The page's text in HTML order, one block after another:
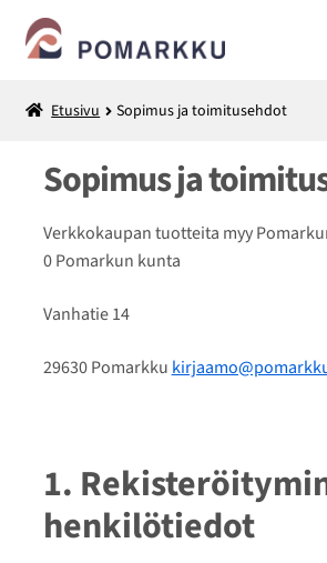
Siirry
Siirry
Monitoimihalli
Tilavaraukset ja välinevuokraus
Liikuntapalvelut
Retket
Etusivu Sopimus ja toimitusehdot
Sopimus ja
Verkkokaupan tuotteita myy
0 Pomarkun kunta
Vanhatie 14
29630 Pomarkku
1.
henkilötiedot